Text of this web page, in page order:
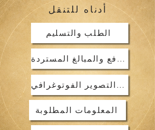
أدناه للتنقل
الطلب والتسليم
الدفع والمبالغ المستردة
دليل التصوير الفوتوغرافي
المعلومات المطلوبة